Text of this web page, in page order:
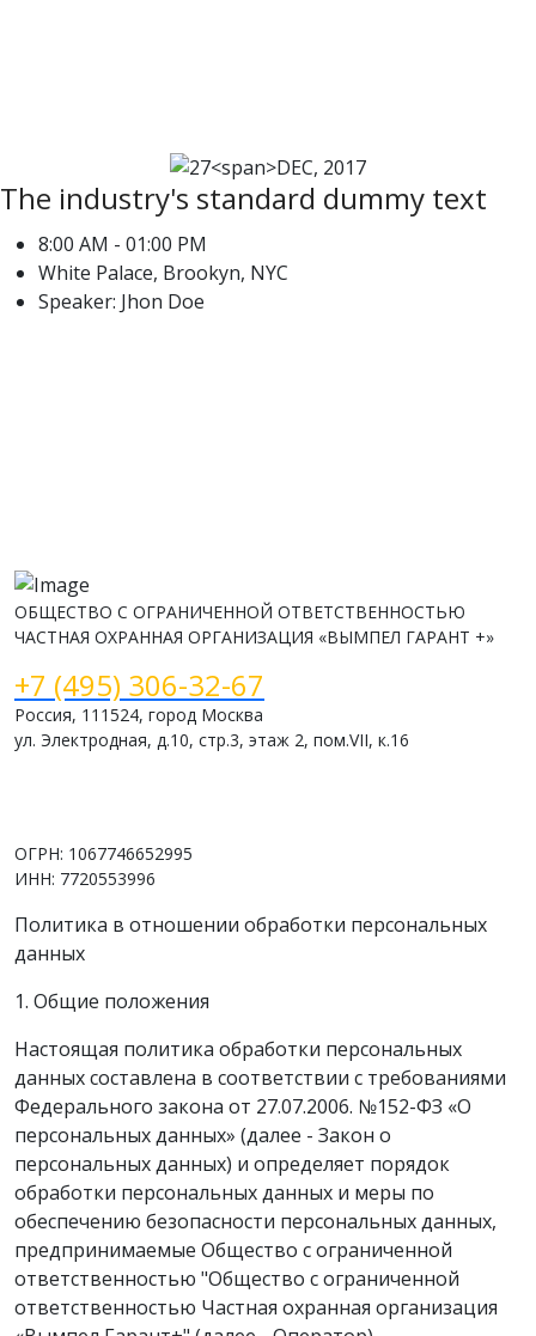
The industry's standard dummy text
8:00 AM - 01:00 PM
White Palace, Brookyn, NYC
Speaker: Jhon Doe
ОБЩЕСТВО С ОГРАНИЧЕННОЙ ОТВЕТСТВЕННОСТЬЮ
ЧАСТНАЯ ОХРАННАЯ ОРГАНИЗАЦИЯ «ВЫМПЕЛ ГАРАНТ +»
+7 (495) 306-32-67
Россия, 111524, город Москва
ул. Электродная, д.10, стр.3, этаж 2, пом.VII, к.16
ОГРН: 1067746652995
ИНН: 7720553996
Политика в отношении обработки персональных
данных
1. Общие положения
Настоящая политика обработки персональных
данных составлена в соответствии с требованиями
Федерального закона от 27.07.2006. №152-ФЗ «О
персональных данных» (далее - Закон о
персональных данных) и определяет порядок
обработки персональных данных и меры по
обеспечению безопасности персональных данных,
предпринимаемые Общество с ограниченной
ответственностью "Общество с ограниченной
ответственностью Частная охранная организация